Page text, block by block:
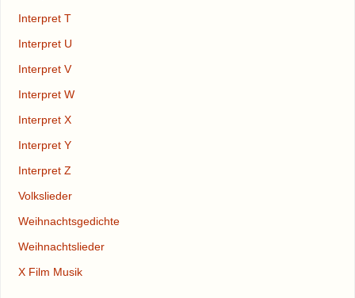
Interpret T
Interpret U
Interpret V
Interpret W
Interpret X
Interpret Y
Interpret Z
Volkslieder
Weihnachtsgedichte
Weihnachtslieder
X Film Musik